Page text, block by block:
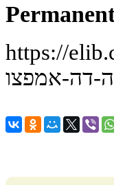
https://
דה-אמפצו